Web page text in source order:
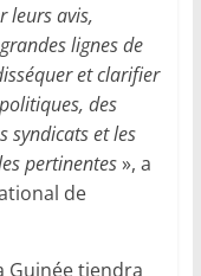
leurs avis,
lignes de
et clarifier
des
syndicats et les
pertinentes», a
de
Guinée tiendra